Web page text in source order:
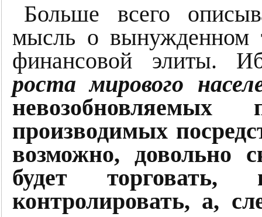
Больше всего
мысль о вынужденном
финансовой элиты.
роста мирового
производимых
возможно, довольно
будет торговать,
контролировать, а,